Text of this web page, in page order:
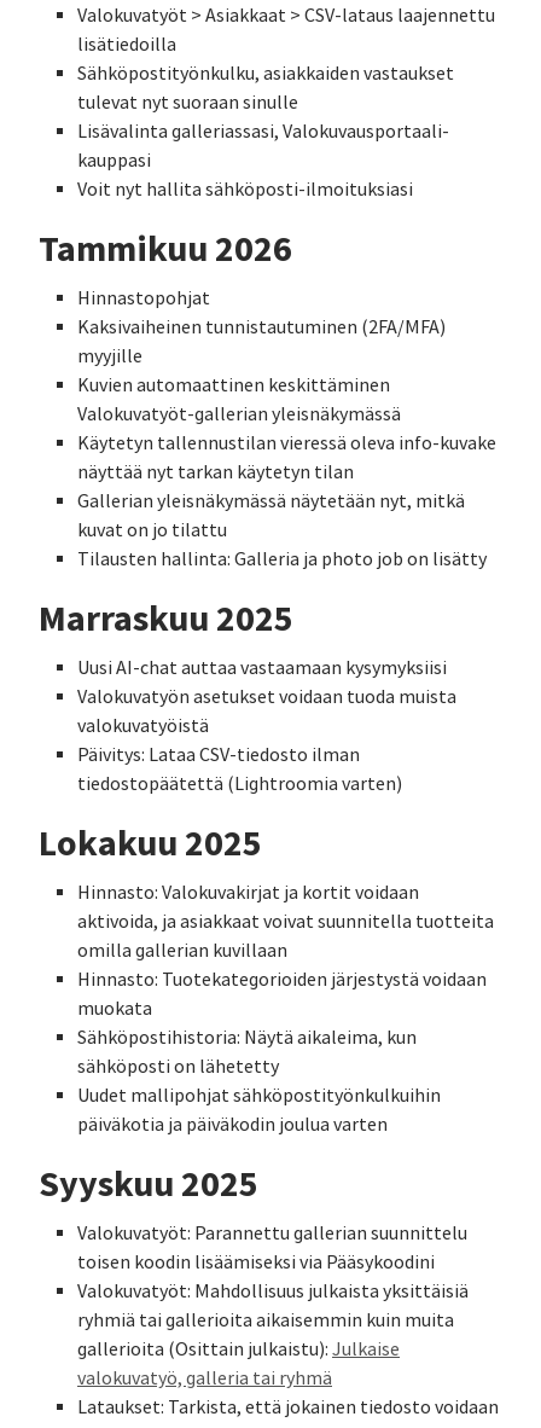
Valokuvatyöt > Asiakkaat > CSV-lataus laajennettu
lisätiedoilla
Sähköpostityönkulku, asiakkaiden vastaukset
tulevat nyt suoraan sinulle
Lisävalinta galleriassasi, Valokuvausportaali-
kauppasi
Voit nyt hallita sähköposti-ilmoituksiasi
Tammikuu 2026
Hinnastopohjat
Kaksivaiheinen tunnistautuminen (2FA/MFA)
myyjille
Kuvien automaattinen keskittäminen
Valokuvatyöt-gallerian yleisnäkymässä
Käytetyn tallennustilan vieressä oleva info-kuvake
näyttää nyt tarkan käytetyn tilan
Gallerian yleisnäkymässä näytetään nyt, mitkä
kuvat on jo tilattu
Tilausten hallinta: Galleria ja photo job on lisätty
Marraskuu 2025
Uusi AI-chat auttaa vastaamaan kysymyksiisi
Valokuvatyön asetukset voidaan tuoda muista
valokuvatyöistä
Päivitys: Lataa CSV-tiedosto ilman
tiedostopäätettä (Lightroomia varten)
Lokakuu 2025
Hinnasto: Valokuvakirjat ja kortit voidaan
aktivoida, ja asiakkaat voivat suunnitella tuotteita
omilla gallerian kuvillaan
Hinnasto: Tuotekategorioiden järjestystä voidaan
muokata
Sähköpostihistoria: Näytä aikaleima, kun
sähköposti on lähetetty
Uudet mallipohjat sähköpostityönkulkuihin
päiväkotia ja päiväkodin joulua varten
Syyskuu 2025
Valokuvatyöt: Parannettu gallerian suunnittelu
toisen koodin lisäämiseksi via Pääsykoodini
Valokuvatyöt: Mahdollisuus julkaista yksittäisiä
ryhmiä tai gallerioita aikaisemmin kuin muita
gallerioita (Osittain julkaistu): Julkaise
valokuvatyö, galleria tai ryhmä
Lataukset: Tarkista, että jokainen tiedosto voidaan